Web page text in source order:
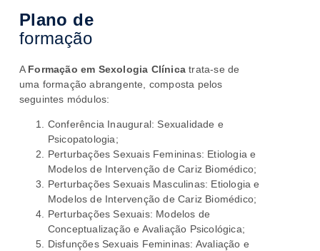
Plano de
formação
A Formação em Sexologia Clínica trata-se de
uma formação abrangente, composta pelos
seguintes módulos:
Conferência Inaugural: Sexualidade e
Psicopatologia;
Perturbações Sexuais Femininas: Etiologia e
Modelos de Intervenção de Cariz Biomédico;
Perturbações Sexuais Masculinas: Etiologia e
Modelos de Intervenção de Cariz Biomédico;
Perturbações Sexuais: Modelos de
Conceptualização e Avaliação Psicológica;
Disfunções Sexuais Femininas: Avaliação e